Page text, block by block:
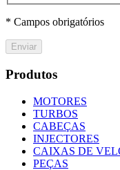
* Campos obrigatórios
Enviar
Produtos
MOTORES
TURBOS
CABEÇAS
INJECTORES
CAIXAS DE
PEÇAS